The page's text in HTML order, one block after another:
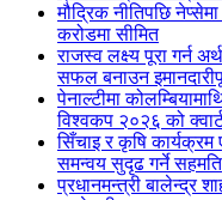
मौद्रिक नीतिपछि
करोडमा सीमित
राजस्व लक्ष्य पूरा गर्न
सफल बनाउन
पेनाल्टीमा
विश्वकप २०२६ को
सिँचाइ र कृषि
समन्वय सुदृढ गर्ने सहमति
प्रधानमन्त्री बालेन्द्र